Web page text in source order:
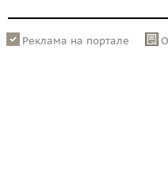
Реклама на портале